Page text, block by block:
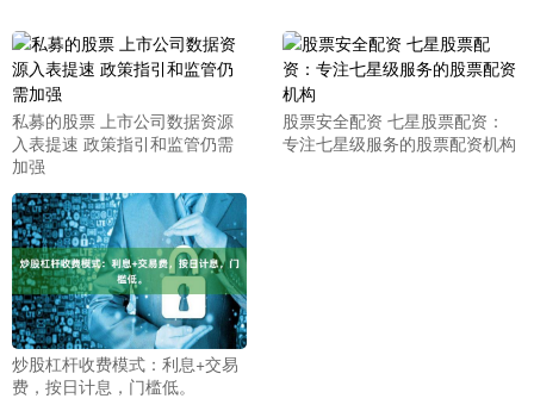
私募的股票 上市公司数据资源
入表提速 政策指引和监管仍需
加强
股票安全配资 七星股票配资：
专注七星级服务的股票配资机构
炒股杠杆收费模式：利息+交易
费，按日计息，门槛低。